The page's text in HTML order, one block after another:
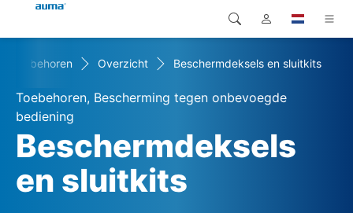
Producten
Oplossingen
Downloads
Service
Global
Europa
Azië en Stille Oceaan
Noord-Amerika
Zoekopdracht
Toebehoren Overzicht Beschermdeksels en sluitkits
Toebehoren, Bescherming tegen onbevoegde
bediening
Beschermdeksels
en sluitkits